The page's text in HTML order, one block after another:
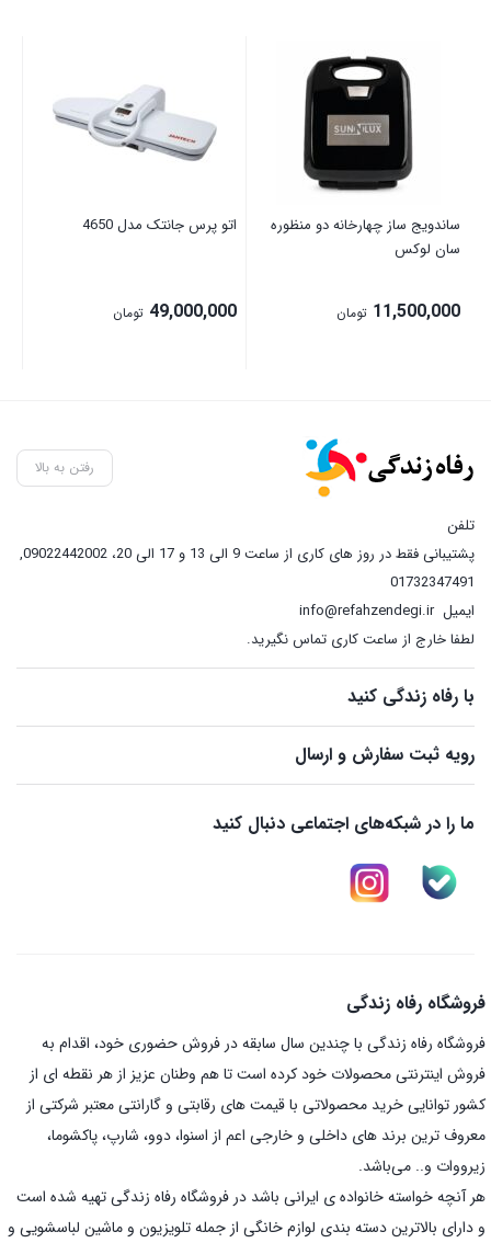
ساندویج ساز چهارخانه دو منظوره
سان لوکس
11,500,000 تومان
اتو پرس جانتک مدل 4650
49,000,000 تومان
رفتن به بالا
تلفن
پشتیبانی فقط در روز های کاری از ساعت 9 الی 13 و 17 الی 20، 09022442002
,
01732347491
ایمیلinfo@refahzendegi.ir
لطفا خارج از ساعت کاری تماس نگیرید.
با رفاه زندگی کنید
رویه ثبت سفارش و ارسال
ما را در شبکه‌های اجتماعی دنبال کنید
فروشگاه رفاه زندگی
فروشگاه رفاه زندگی با چندین سال سابقه در فروش حضوری خود، اقدام به
فروش اینترنتی محصولات خود کرده است تا هم وطنان عزیز از هر نقطه ای از
کشور توانایی خرید محصولاتی با قیمت های رقابتی و گارانتی معتبر شرکتی از
معروف ترین برند های داخلی و خارجی اعم از اسنوا، دوو، شارپ، پاکشوما،
زیرووات و.. می‌باشد.
هر آنچه خواسته خانواده ی ایرانی باشد در فروشگاه رفاه زندگی تهیه شده است
و دارای بالاترین دسته بندی لوازم خانگی از جمله تلویزیون و ماشین لباسشویی و